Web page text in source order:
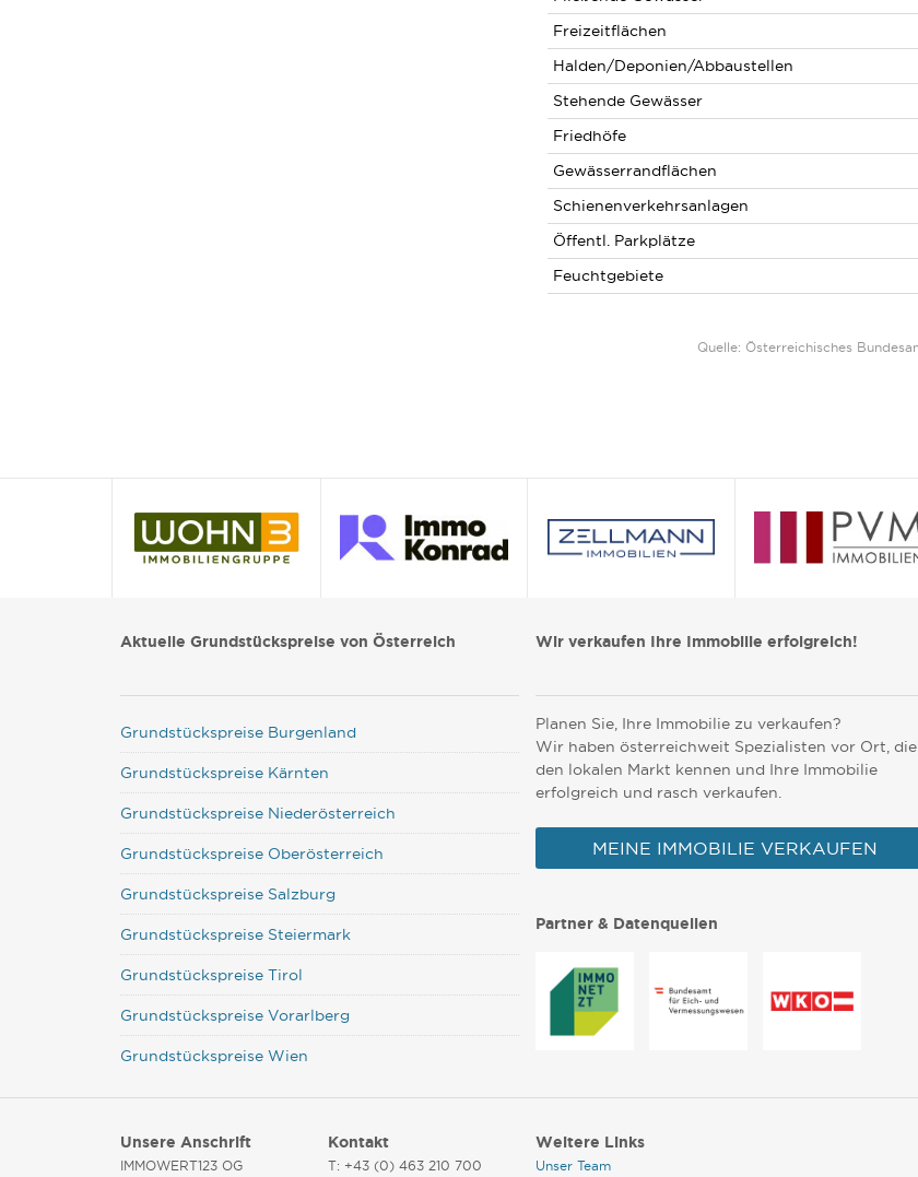
Freizeitflächen
Halden/Deponien/Abbaustellen
Stehende Gewässer
Friedhöfe
Gewässerrandflächen
Schienenverkehrsanlagen
Öffentl. Parkplätze
Feuchtgebiete
Quelle: Österreichisches
Aktuelle Grundstückspreise von Österreich
Grundstückspreise Burgenland
Grundstückspreise Kärnten
Grundstückspreise Niederösterreich
Grundstückspreise Oberösterreich
Grundstückspreise Salzburg
Grundstückspreise Steiermark
Grundstückspreise Tirol
Grundstückspreise Vorarlberg
Grundstückspreise Wien
Wir verkaufen Ihre Immobilie erfolgreich!
Planen Sie, Ihre Immobilie zu verkaufen?
Wir haben österreichweit Spezialisten vor Ort, die
den lokalen Markt kennen und Ihre Immobilie
erfolgreich und rasch verkaufen.
MEINE IMMOBILIE VERKAUFEN
Partner & Datenquellen
Unsere Anschrift
IMMOWERT123 OG
Kontakt
T: +43 (0) 463 210 700
Weitere Links
Unser Team